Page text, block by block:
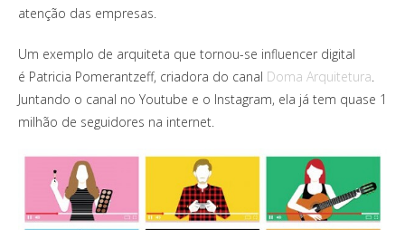
atenção das empresas.
Um exemplo de arquiteta que tornou-se influencer digital
é Patricia Pomerantzeff, criadora do canal Doma Arquitetura.
Juntando o canal no Youtube e o Instagram, ela já tem quase 1
milhão de seguidores na internet.